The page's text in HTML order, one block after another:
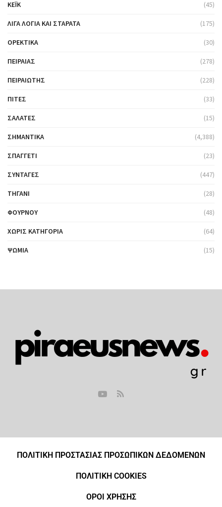
ΚΈΙΚ (45)
ΛΊΓΑ ΛΌΓΙΑ ΚΑΙ ΣΤΑΡΆΤΑ (175)
ΟΡΕΚΤΙΚΆ (30)
ΠΕΙΡΑΙΆΣ (278)
ΠΕΙΡΑΙΏΤΗΣ (228)
ΠΊΤΕΣ (33)
ΣΑΛΆΤΕΣ (15)
ΣΗΜΑΝΤΙΚΆ (4,388)
ΣΠΑΓΓΈΤΙ (23)
ΣΥΝΤΑΓΈΣ (447)
ΤΗΓΆΝΙ (28)
ΦΟΎΡΝΟΥ (48)
ΧΩΡΊΣ ΚΑΤΗΓΟΡΊΑ (64)
ΨΩΜΙΆ (15)
ΠΟΛΙΤΙΚΗ ΠΡΟΣΤΑΣΙΑΣ ΠΡΟΣΩΠΙΚΩΝ ΔΕΔΟΜΕΝΩΝ
ΠΟΛΙΤΙΚΗ COOKIES
ΟΡΟΙ ΧΡΗΣΗΣ